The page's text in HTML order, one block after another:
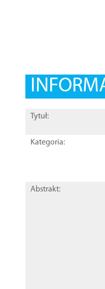
Tytuł:
Kategoria:
Abstrakt: